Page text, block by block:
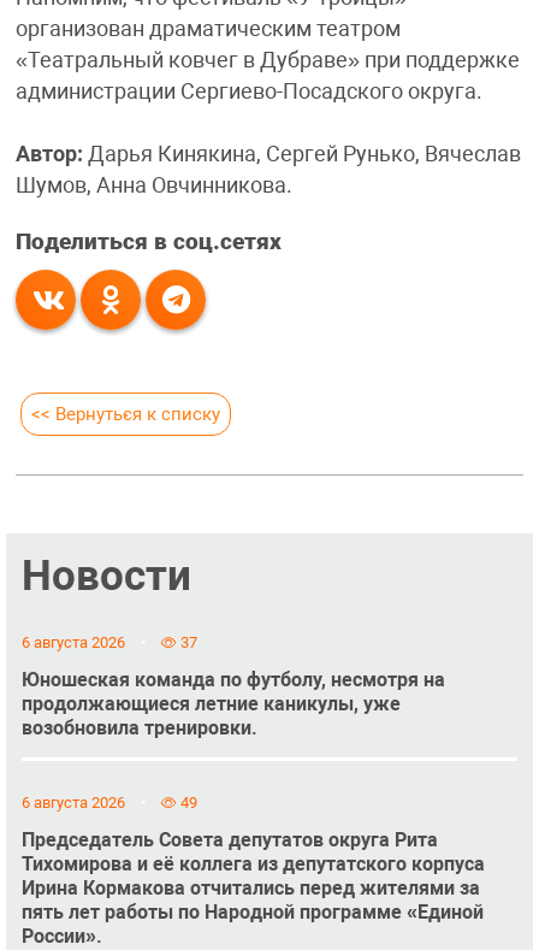
организован драматическим театром
«Театральный ковчег в Дубраве» при поддержке
администрации Сергиево-Посадского округа.
Автор: Дарья Кинякина, Сергей Рунько, Вячеслав
Шумов, Анна Овчинникова.
Поделиться в соц.сетях
<< Вернуться к списку
Новости
6 августа 2026 37
Юношеская команда по футболу, несмотря на
продолжающиеся летние каникулы, уже
возобновила тренировки.
6 августа 2026 49
Председатель Совета депутатов округа Рита
Тихомирова и её коллега из депутатского корпуса
Ирина Кормакова отчитались перед жителями за
пять лет работы по Народной программе «Единой
России».